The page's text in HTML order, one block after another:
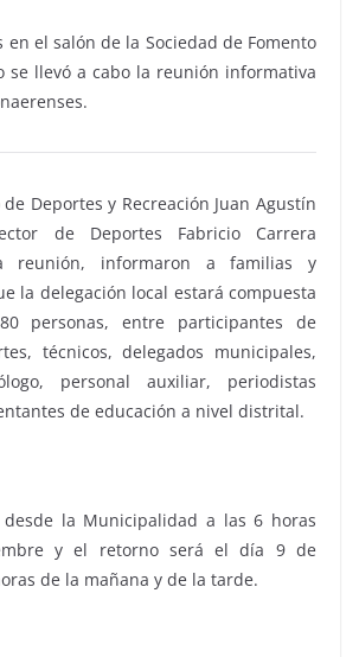
en el salón de la Sociedad de Fomento
se llevó a cabo la reunión informativa
Deportes y Recreación Juan Agustín
de Deportes Fabricio Carrera
reunión, informaron a familias y
la delegación local estará compuesta
personas, entre participantes de
técnicos, delegados municipales,
personal auxiliar, periodistas
de educación a nivel distrital.
la Municipalidad a las 6 horas
y el retorno será el día 9 de
de la mañana y de la tarde.